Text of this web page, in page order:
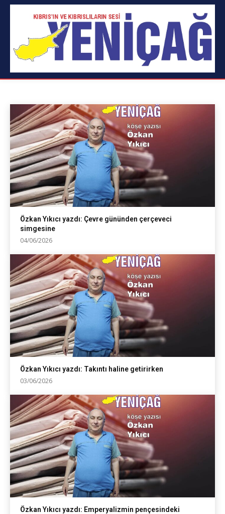
YAKLAŞIMLAR
Özkan Yıkıcı yazdı: Çevre gününden çerçeveci
simgesine
04/06/2026
Özkan Yıkıcı yazdı: Takıntı haline getirirken
03/06/2026
Özkan Yıkıcı yazdı: Emperyalizmin pençesindeki